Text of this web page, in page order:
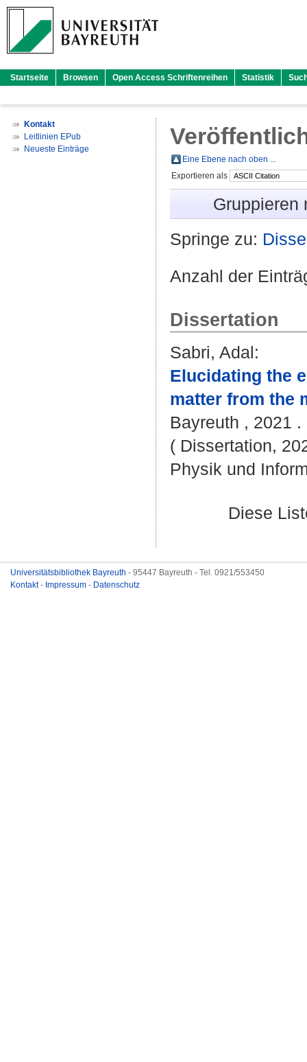
Startseite Browsen Open Access Schriftenreihen Statistik
Kontakt
Leitlinien EPub
Neueste Einträge
Eine Ebene nach oben ...
Exportieren als
Gruppieren
Springe zu:
Anzahl der
Dissertation
Sabri, Adal:
Elucidating the
matter from the
Bayreuth , 2021
( Dissertation,
Physik und
Diese
Universitätsbibliothek Bayreuth - 95447 Bayreuth - Tel. 0921/553450
Kontakt- Impressum - Datenschutz